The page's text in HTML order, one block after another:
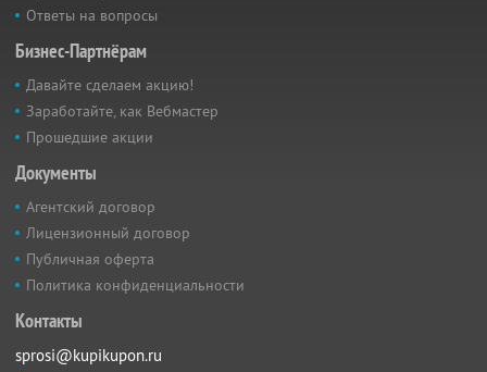
Ответы на вопросы
Бизнес-Партнёрам
Давайте сделаем акцию!
Заработайте, как Вебмастер
Прошедшие акции
Документы
Агентский договор
Лицензионный договор
Публичная оферта
Политика конфиденциальности
Контакты
sprosi@kupikupon.ru